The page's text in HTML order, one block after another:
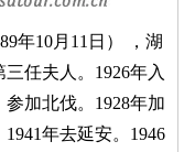
10月11日） ，湖
任夫人。1926年入
加北伐。1928年加
年去延安。1946